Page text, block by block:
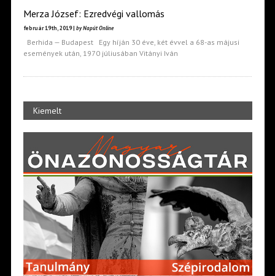
Merza József: Ezredvégi vallomás
február 19th, 2019 | by Napút Online
Berhida — Budapest Egy híján 30 éve, két évvel a 68-as májusi
események után, 1970 júliusában Vitányi Iván
Kiemelt